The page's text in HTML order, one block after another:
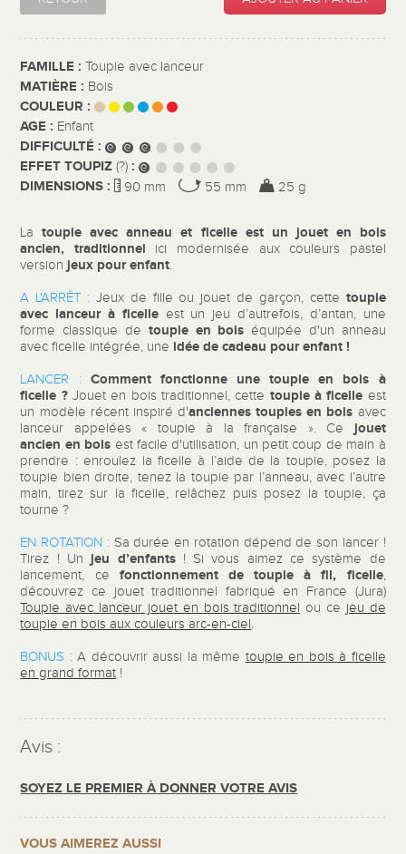
FAMILLE :Toupie avec lanceur
MATIÈRE : Bois
COULEUR :
AGE : Enfant
DIFFICULTÉ :
EFFET TOUPIZ(?) :
DIMENSIONS :
90 mm 55 mm 25 g
Latoupie avec anneau et ficelle est un jouet en bois
ancien, traditionnel ici modernisée aux couleurs pastel
version jeux pour enfant.
A L'ARRÊT : Jeux de fille ou jouet de garçon, cette toupie
avec lanceur à ficelle est un jeu d’autrefois, d’antan, une
forme classique de toupie en bois équipée d'un anneau
avec ficelle intégrée, une idée de cadeau pour enfant !
LANCER :Comment fonctionne une toupie en bois à
ficelle ?Jouet en bois traditionnel, cette toupie à ficelle est
un modèle récent inspiré d'anciennes toupies en bois avec
lanceur appelées « toupie à la française ». Ce jouet
ancien en bois est facile d'utilisation, un petit coup de main à
prendre : enroulez la ficelle à l’aide de la toupie, posez la
toupie bien droite, tenez la toupie par l’anneau, avec l’autre
main, tirez sur la ficelle, relâchez puis posez la toupie, ça
tourne ?
EN ROTATION :Sa durée en rotation dépend de son lancer !
Tirez ! Un jeu d’enfants! Si vous aimez ce système de
lancement, ce fonctionnement de toupie à fil, ficelle,
découvrez ce jouet traditionnel fabriqué en France (Jura)
Toupie avec lanceur jouet en bois traditionnel ou ce jeu de
toupie en bois aux couleurs arc-en-ciel.
BONUS :A découvrir aussi la même toupie en bois à ficelle
en grand format !
Avis :
SOYEZ LE PREMIER À DONNER VOTRE AVIS
VOUS AIMEREZ AUSSI